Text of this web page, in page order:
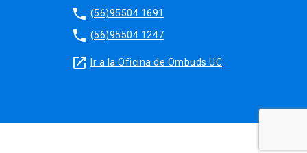
phone (56)95504 1691
phone (56)95504 1247
launch Ir a la Oficina de Ombuds UC